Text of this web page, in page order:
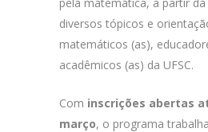
diversos tópicos e
matemáticos (as),
acadêmicos (as) da UFSC.
Com inscrições abertas
março, o programa